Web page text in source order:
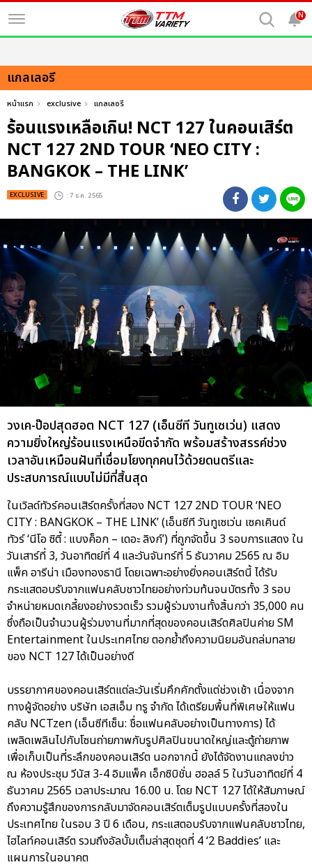
N
แกลเลอรี
หน้าแรก exclusive แกลเลอรี
ร้อนแรงเหลือเกิน! NCT 127 ในคอนเสิร์ต
NCT 127 2ND TOUR ‘NEO CITY :
BANGKOK – THE LINK’
EXCLUSIVE : 7 ธ.ค. 2565
วงเค-ป๊อปสุดฮอต NCT 127 (เอ็นซีที วันทูเซเว่น) แสดง
ความยิ่งใหญ่ร้อนแรงเหนือขีดจำกัด พร้อมสร้างสรรค์ช่วง
เวลาอันเหมือนฝันที่เชื่อมโยงทุกคนไว้ด้วยดนตรีและ
ประสบการณ์แบบไม่มีที่สิ้นสุด
ในเวิลด์ทัวร์คอนเสิร์ตครั้งที่สอง NCT 127 2ND TOUR ‘NEO
CITY : BANGKOK – THE LINK’ (เอ็นซีที วันทูเซเว่น เซคเคินด์
ทัวร์ ‘นีโอ ซิตี้ : แบงค็อก – เดอะ ลิงก์’) ที่ถูกจัดขึ้น 3 รอบการแสดง ใน
วันเสาร์ที่ 3, วันอาทิตย์ที่ 4 และวันจันทร์ที่ 5 ธันวาคม 2565 ณ อิม
แพ็ค อารีน่า เมืองทองธานี โดยเฉพาะอย่างยิ่งคอนเสิร์ตนี้ ได้รับ
กระแสตอบรับจากแฟนคลับชาวไทยอย่างท่วมท้นจนบัตรทั้ง 3 รอบ
จำหน่ายหมดเกลี้ยงอย่างรวดเร็ว รวมผู้ร่วมงานทั้งสิ้นกว่า 35,000 คน
ซึ่งถือเป็นจำนวนผู้ร่วมงานที่มากที่สุดของคอนเสิร์ตศิลปินค่าย SM
Entertainment ในประเทศไทย ตอกย้ำถึงความนิยมอันถล่มทลาย
ของ NCT 127 ได้เป็นอย่างดี
บรรยากาศของคอนเสิร์ตแต่ละวันเริ่มคึกคักตั้งแต่ช่วงเช้า เนื่องจาก
ทางผู้จัดอย่าง บริษัท เอสเอ็ม ทรู จำกัด ได้เตรียมพื้นที่พิเศษให้แฟน
คลับ NCTzen (เอ็นซีทีเซ็น: ชื่อแฟนคลับอย่างเป็นทางการ) ได้
เพลิดเพลินไปกับโซนถ่ายภาพกับรูปศิลปินขนาดใหญ่และตู้ถ่ายภาพ
เพื่อเก็บเป็นที่ระลึกของคอนเสิร์ต นอกจากนี้ ยังได้จัดงานแถลงข่าว
ณ ห้องประชุม วีนัส 3-4 อิมแพ็ค เอ็กซิบิชั่น ฮอลล์ 5 ในวันอาทิตย์ที่ 4
ธันวาคม 2565 เวลาประมาณ 16.00 น. โดย NCT 127 ได้ให้สัมภาษณ์
ถึงความรู้สึกของการกลับมาจัดคอนเสิร์ตเต็มรูปแบบครั้งที่สองใน
ประเทศไทย ในรอบ 3 ปี 6 เดือน, กระแสตอบรับจากแฟนคลับชาวไทย,
ไฮไลท์คอนเสิร์ต รวมถึงอัลบั้มเต็มล่าสุดชุดที่ 4 ‘2 Baddies’ และ
แผนการในอนาคต